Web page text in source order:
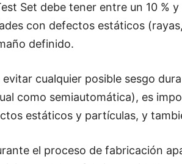
Set debe tener entre un 10 %
con defectos estáticos
definido.
evitar cualquier posible sesgo
como semiautomática), es
estáticos y partículas, y
el proceso de fabricación